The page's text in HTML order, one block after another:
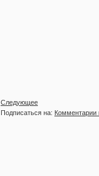
Следующее
Подписаться на: Комментарии